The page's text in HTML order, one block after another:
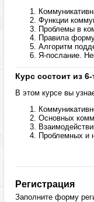
Функции
Проблемы в
Правила
Алгоритм
Я-послание.
Курс состоит из
В этом курсе вы
Основных
Проблемных и
Регистрация
Заполните форму